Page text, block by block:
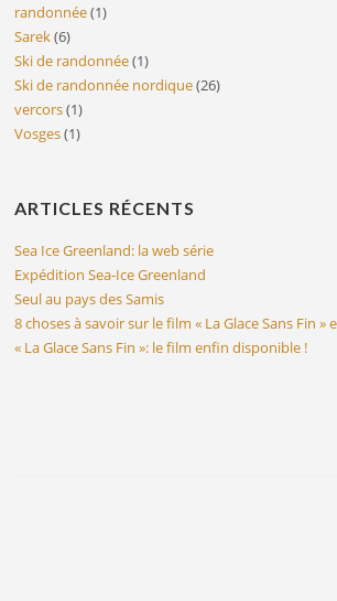
randonnée(1)
Sarek(6)
Ski de randonnée(1)
Ski de randonnée nordique(26)
vercors(1)
Vosges(1)
ARTICLES RÉCENTS
Sea Ice Greenland: la web série
Expédition Sea-Ice Greenland
Seul au pays des Samis
8 choses à savoir sur le film « La Glace Sans Fin »
« La Glace Sans Fin »: le film enfin disponible !